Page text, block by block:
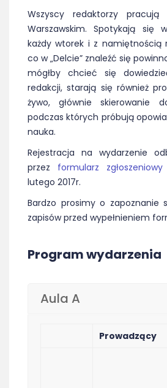
Wszyscy redaktorzy pracują
Warszawskim. Spotykają się
każdy wtorek i z namiętnością
co w „Delcie” znaleźć się
mógłby chcieć się
redakcji, starają się również
żywo, głównie skierowanie
podczas których próbują
nauka.
Rejestracja na wydarzenie
przez formularz zgłoszeniowy
lutego 2017r.
Bardzo prosimy o zapoznanie
zapisów przed wypełnieniem
Program wydarzenia
Aula A
Prowadzący